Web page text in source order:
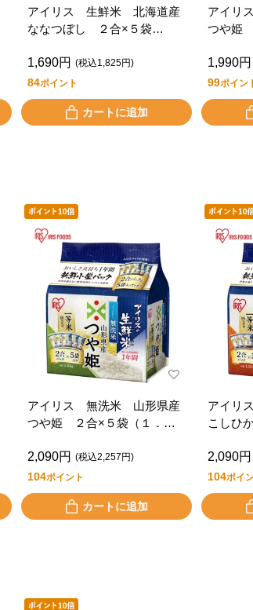
アイリス 生鮮米 北海道産
ななつぼし ２合×５袋
1,690円 (税込1,825円)
84ポイント
カートに追加
アイリ
つや姫
1,990円
99ポイン
アイリス 無洗米 山形県産
つや姫 ２合×５袋（１．５
2,090円 (税込2,257円)
104ポイント
カートに追加
アイリ
こしひ
2,090円
104ポイ